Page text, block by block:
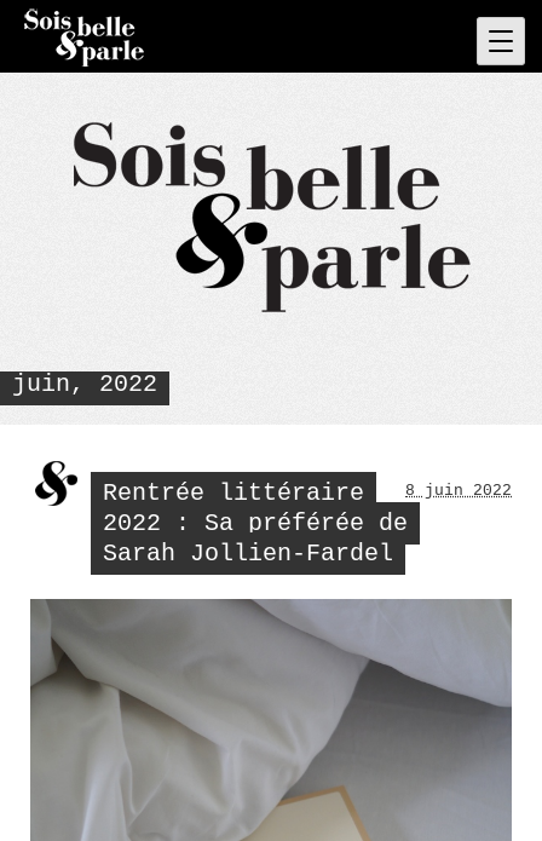
Skip
content
juin, 2022
Rentrée littéraire
2022 : Sa préférée de
Sarah Jollien-Fardel
8 juin 2022